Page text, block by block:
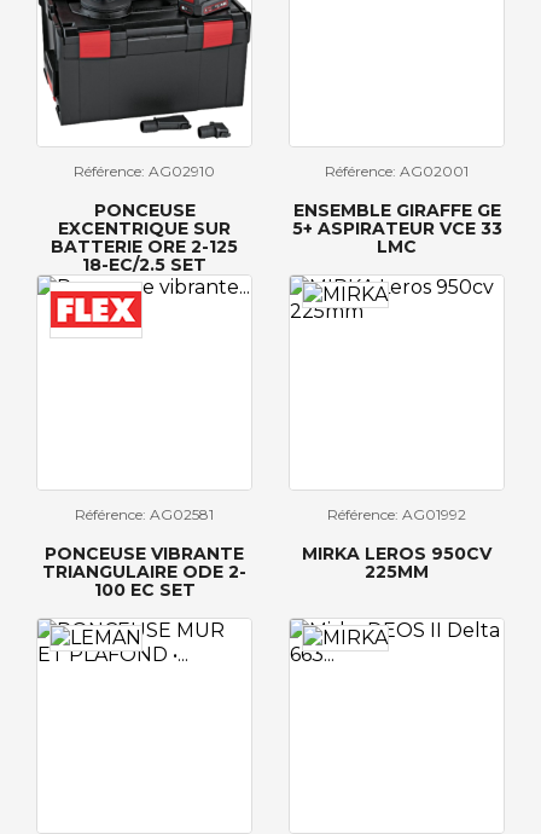
Référence: AG02910
PONCEUSE
EXCENTRIQUE SUR
BATTERIE ORE 2-125
18-EC/2.5 SET
Référence: AG02001
ENSEMBLE GIRAFFE GE
5+ ASPIRATEUR VCE 33
LMC
Référence: AG02581
PONCEUSE VIBRANTE
TRIANGULAIRE ODE 2-
100 EC SET
Référence: AG01992
MIRKA LEROS 950CV
225MM